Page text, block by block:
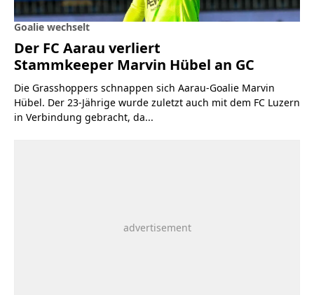
Goalie wechselt
Der FC Aarau verliert
Stammkeeper Marvin Hübel an GC
Die Grasshoppers schnappen sich Aarau-Goalie Marvin
Hübel. Der 23-Jährige wurde zuletzt auch mit dem FC Luzern
in Verbindung gebracht, da...